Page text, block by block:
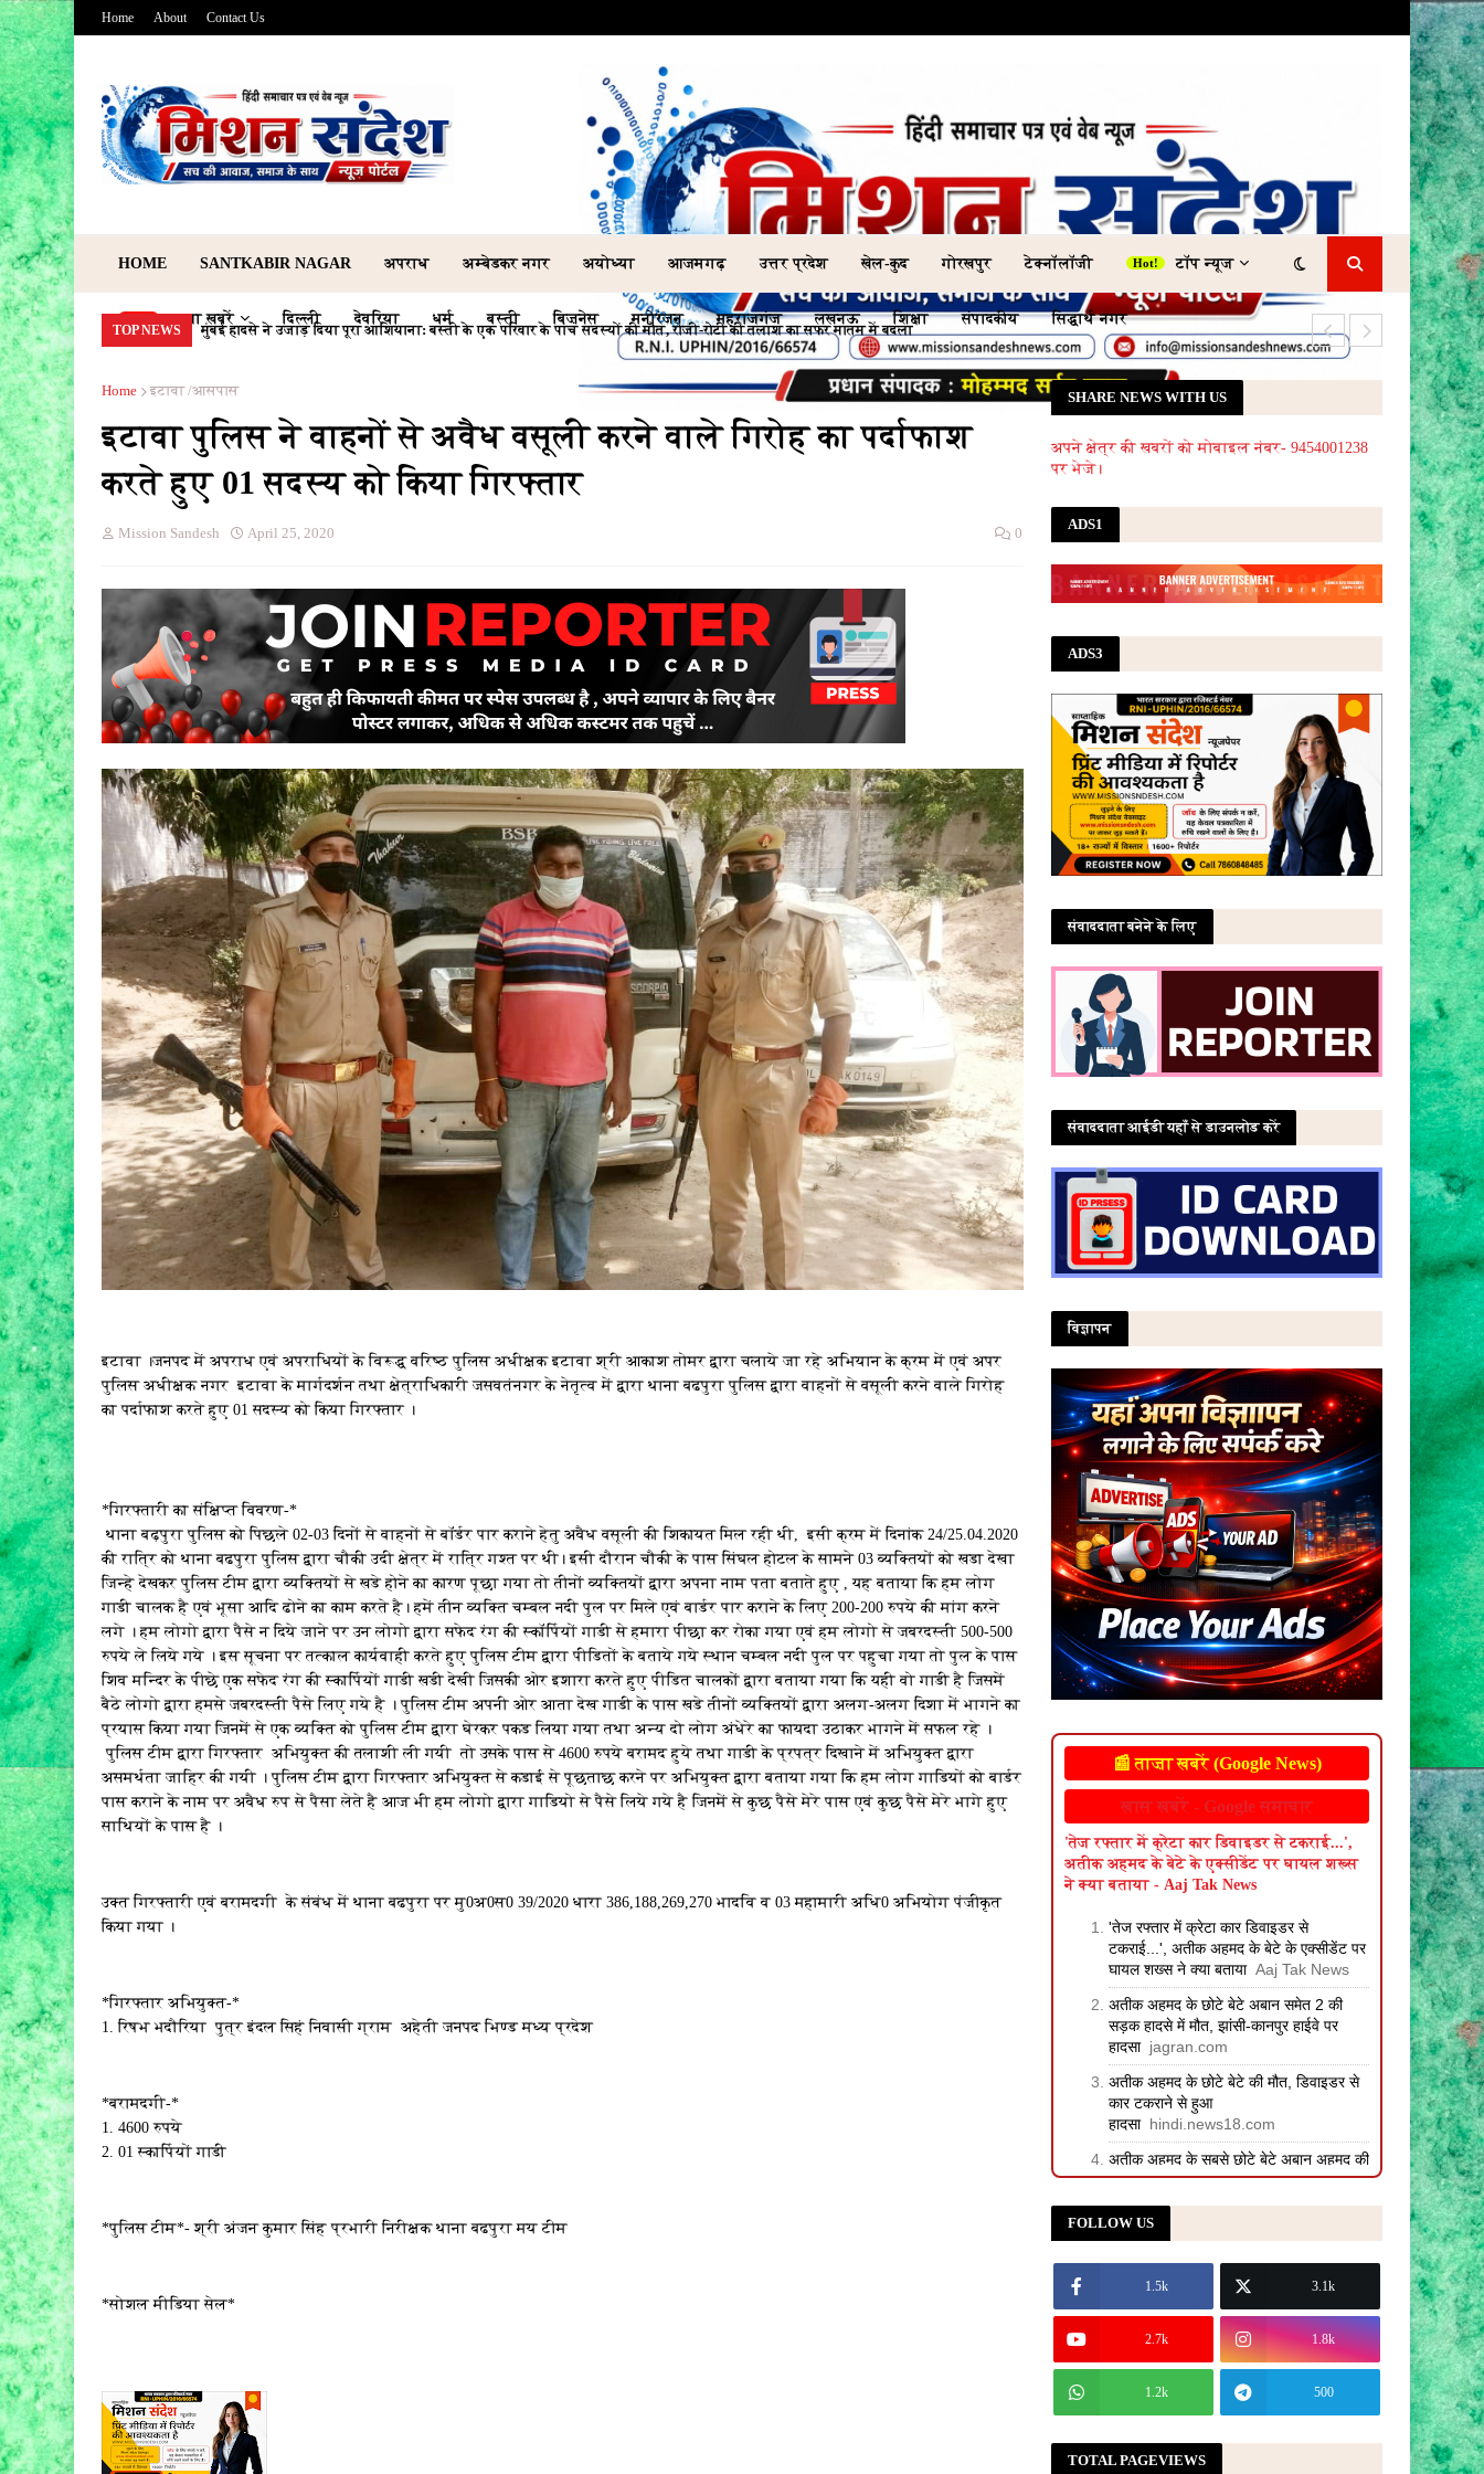
Home About Contact Us
HOME SANTKABIR NAGAR अपराध अम्बेडकर नगर अयोध्या आजमगढ़ उत्तर प्रदेश खेल-कुद गोरखपुर टेक्नॉलॉजी टॉप न्यूज
ताजा खबरें दिल्ली देवरिया धर्म बस्ती बिज़नेस मनोरंजन महराजगंज लखनऊ शिक्षा संपादकीय सिद्धार्थ नगर
TOP NEWS मुंबई हादसे ने उजाड़ दिया पूरा आशियाना: बस्ती के एक परिवार के पांच सदस्यों की मौत, रोजी-रोटी की तलाश का सफर मातम में बदला किराए के मकान
Home इटावा /आसपास
इटावा पुलिस ने वाहनों से अवैध वसूली करने वाले गिरोह का पर्दाफाश
करते हुए 01 सदस्य को किया गिरफ्तार
Mission Sandesh April 25, 2020 0
इटावा ।जनपद में अपराध एवं अपराधियों के विरूद्ध वरिष्ठ पुलिस अधीक्षक इटावा श्री आकाश तोमर द्वारा चलाये जा रहे अभियान के क्रम में एवं अपर
पुलिस अधीक्षक नगर इटावा के मार्गदर्शन तथा क्षेत्राधिकारी जसवतंनगर के नेतृत्व में द्वारा थाना बढपुरा पुलिस द्वारा वाहनों से वसूली करने वाले गिरोह
का पर्दाफाश करते हुए 01 सदस्य को किया गिरफ्तार ।
*गिरफ्तारी का संक्षिप्त विवरण-*
थाना बढ़पुरा पुलिस को पिछले 02-03 दिनों से वाहनों से बॉर्डर पार कराने हेतु अवैध वसूली की शिकायत मिल रही थी, इसी क्रम में दिनांक 24/25.04.2020
की रात्रि को थाना बढपुरा पुलिस द्वारा चौकी उदी क्षेत्र में रात्रि गश्त पर थी। इसी दौरान चौकी के पास सिंघल होटल के सामने 03 व्यक्तियों को खडा देखा
जिन्हे देखकर पुलिस टीम द्वारा व्यक्तियों से खडे होने का कारण पूछा गया तो तीनों व्यक्तियों द्वारा अपना नाम पता बताते हुए , यह बताया कि हम लोग
गाडी चालक है एवं भूसा आदि ढोने का काम करते है। हमें तीन व्यक्ति चम्बल नदी पुल पर मिले एवं बार्डर पार कराने के लिए 200-200 रुपये की मांग करने
लगे । हम लोगो द्वारा पैसे न दिये जाने पर उन लोगो द्वारा सफेद रंग की स्कॉर्पियों गाडी से हमारा पीछा कर रोका गया एवं हम लोगो से जबरदस्ती 500-500
रुपये ले लिये गये । इस सूचना पर तत्काल कार्यवाही करते हुए पुलिस टीम द्वारा पीडितों के बताये गये स्थान चम्बल नदी पुल पर पहुचा गया तो पुल के पास
शिव मन्दिर के पीछे एक सफेद रंग की स्कार्पियों गाडी खडी देखी जिसकी ओर इशारा करते हुए पीडित चालकों द्वारा बताया गया कि यही वो गाडी है जिसमें
बैठे लोगो द्वारा हमसे जबरदस्ती पैसे लिए गये है । पुलिस टीम अपनी ओर आता देख गाडी के पास खडे तीनों व्यक्तियों द्वारा अलग-अलग दिशा में भागने का
प्रयास किया गया जिनमें से एक व्यक्ति को पुलिस टीम द्वारा घेरकर पकड लिया गया तथा अन्य दो लोग अंधेरे का फायदा उठाकर भागने में सफल रहे ।
पुलिस टीम द्वारा गिरफ्तार अभियुक्त की तलाशी ली गयी तो उसके पास से 4600 रुपये बरामद हुये तथा गाडी के प्रपत्र दिखाने में अभियुक्त द्वारा
असमर्थता जाहिर की गयी । पुलिस टीम द्वारा गिरफ्तार अभियुक्त से कडाई से पूछताछ करने पर अभियुक्त द्वारा बताया गया कि हम लोग गाडियों को बार्डर
पास कराने के नाम पर अवैध रुप से पैसा लेते है आज भी हम लोगो द्वारा गाडियो से पैसे लिये गये है जिनमें से कुछ पैसे मेरे पास एवं कुछ पैसे मेरे भागे हुए
साथियों के पास है ।
उक्त गिरफ्तारी एवं बरामदगी के संबंध में थाना बढपुरा पर मु0अ0स0 39/2020 धारा 386,188,269,270 भादवि व 03 महामारी अधि0 अभियोग पंजीकृत
किया गया ।
*गिरफ्तार अभियुक्त-*
1. रिषभ भदौरिया पुत्र इंदल सिहं निवासी ग्राम अहेती जनपद भिण्ड मध्य प्रदेश
*बरामदगी-*
1. 4600 रुपये
2. 01 स्कार्पियों गाडी
*पुलिस टीम*- श्री अंजन कुमार सिंह प्रभारी निरीक्षक थाना बढपुरा मय टीम
*सोशल मीडिया सेल*
SHARE NEWS WITH US
अपने क्षेत्र की खबरों को मोबाइल नंबर- 9454001238
पर भेजे।
ADS1
ADS3
संवाददाता बनेने के लिए
संवाददाता आईडी यहाँ से डाउनलोड करें
विज्ञापन
📰 ताज़ा खबरें (Google News)
खास खबरें - Google समाचार
'तेज रफ्तार में क्रेटा कार डिवाइडर से टकराई...',
अतीक अहमद के बेटे के एक्सीडेंट पर घायल शख्स
ने क्या बताया - Aaj Tak News
'तेज रफ्तार में क्रेटा कार डिवाइडर से
टकराई...', अतीक अहमद के बेटे के एक्सीडेंट पर
घायल शख्स ने क्या बताया Aaj Tak News
अतीक अहमद के छोटे बेटे अबान समेत 2 की
सड़क हादसे में मौत, झांसी-कानपुर हाईवे पर
हादसा jagran.com
अतीक अहमद के छोटे बेटे की मौत, डिवाइडर से
कार टकराने से हुआ
हादसा hindi.news18.com
अतीक अहमद के सबसे छोटे बेटे अबान अहमद की
एक्सीडेंट में मौत, प्रयागराज में डिवाइडर से
फिर चर्चा में आया माफिया पर...
Dainik
झारखंड छात्र आंदोलन: देवेंद्र नाथ महतो के
अनशन का पांचवां दिन, कैसी है तबीयत - BBC
झारखंड में प्रदर्शनकारी छात्र सरकार से बातचीत
FOLLOW US
1.5k 3.1k
2.7k 1.8k
1.2k 500
TOTAL PAGEVIEWS